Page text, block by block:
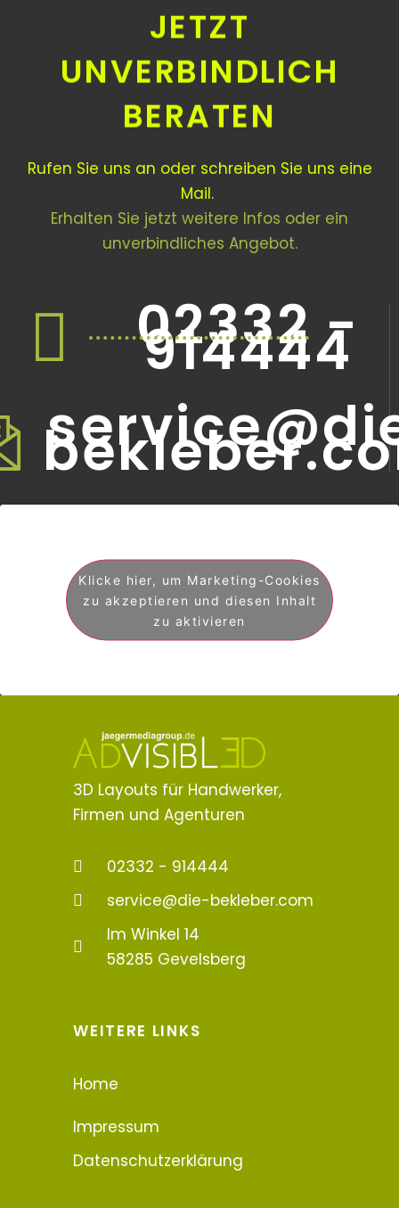
JETZT
UNVERBINDLICH
BERATEN
Rufen Sie uns an oder schreiben Sie uns eine
Mail.
Erhalten Sie jetzt weitere Infos oder ein
unverbindliches Angebot.
02332 -
914444
Klicke hier, um Marketing-Cookies
zu akzeptieren und diesen Inhalt
zu aktivieren
3D Layouts für Handwerker,
Firmen und Agenturen
02332 - 914444
service@die-bekleber.com
Im Winkel 14
58285 Gevelsberg
WEITERE LINKS
Home
Impressum
Datenschutzerklärung